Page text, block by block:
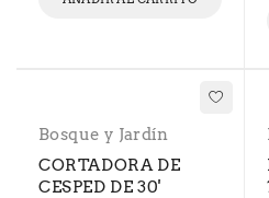
Bosque y Jardín
CORTADORA DE
CESPED DE 30'